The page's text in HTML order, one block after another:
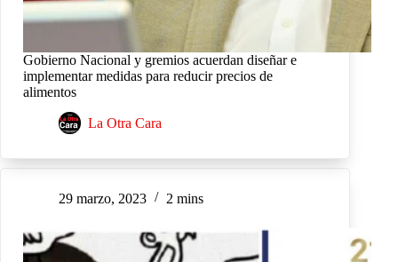
Gobierno Nacional y gremios acuerdan diseñar e
implementar medidas para reducir precios de
alimentos
La Otra Cara
29 marzo, 2023 2 mins